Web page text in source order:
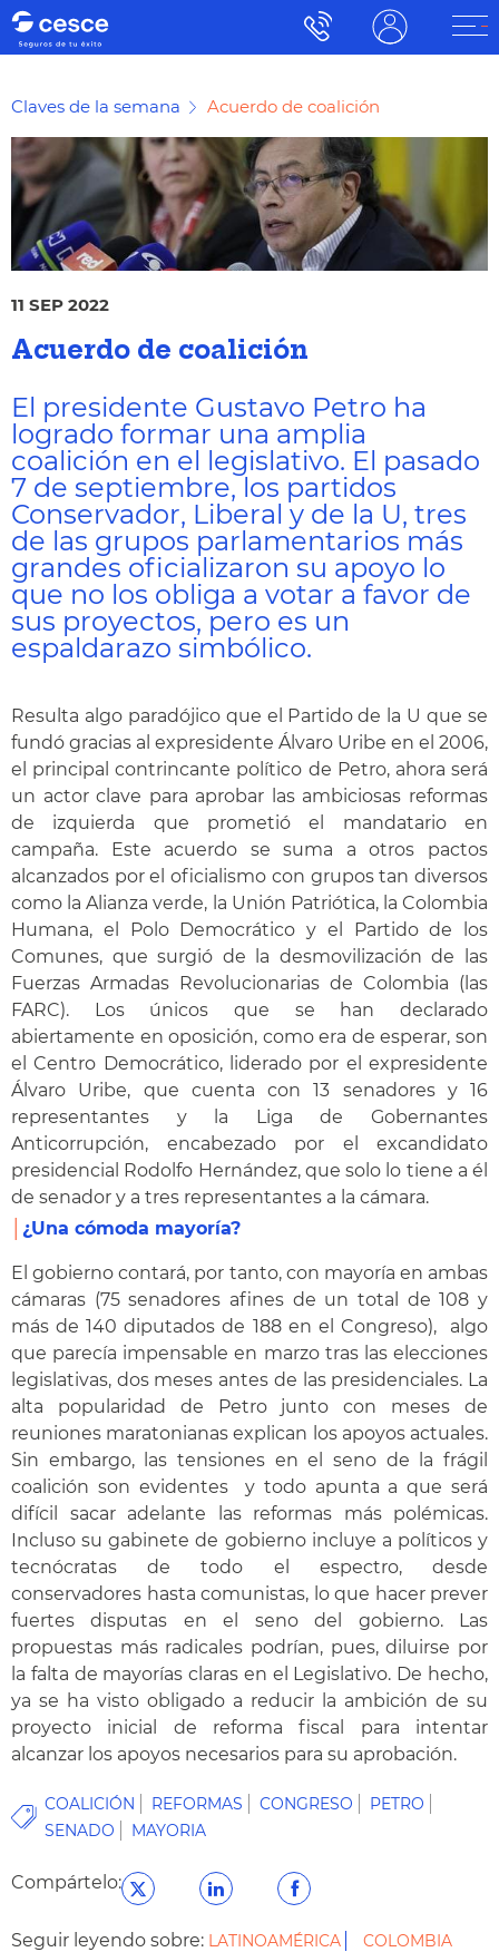
Claves de la semana Acuerdo de coalición
11 SEP 2022
Acuerdo de coalición
El presidente Gustavo Petro ha
logrado formar una amplia
coalición en el legislativo. El pasado
7 de septiembre, los partidos
Conservador, Liberal y de la U, tres
de las grupos parlamentarios más
grandes oficializaron su apoyo lo
que no los obliga a votar a favor de
sus proyectos, pero es un
espaldarazo simbólico.
Resulta algo paradójico que el Partido de la U que se
fundó gracias al expresidente Álvaro Uribe en el 2006,
el principal contrincante político de Petro, ahora será
un actor clave para aprobar las ambiciosas reformas
de izquierda que prometió el mandatario en
campaña. Este acuerdo se suma a otros pactos
alcanzados por el oficialismo con grupos tan diversos
como la Alianza verde, la Unión Patriótica, la Colombia
Humana, el Polo Democrático y el Partido de los
Comunes, que surgió de la desmovilización de las
Fuerzas Armadas Revolucionarias de Colombia (las
FARC). Los únicos que se han declarado
abiertamente en oposición, como era de esperar, son
el Centro Democrático, liderado por el expresidente
Álvaro Uribe, que cuenta con 13 senadores y 16
representantes y la Liga de Gobernantes
Anticorrupción, encabezado por el excandidato
presidencial Rodolfo Hernández, que solo lo tiene a él
de senador y a tres representantes a la cámara.
¿Una cómoda mayoría?
El gobierno contará, por tanto, con mayoría en ambas
cámaras (75 senadores afines de un total de 108 y
más de 140 diputados de 188 en el Congreso), algo
que parecía impensable en marzo tras las elecciones
legislativas, dos meses antes de las presidenciales. La
alta popularidad de Petro junto con meses de
reuniones maratonianas explican los apoyos actuales.
Sin embargo, las tensiones en el seno de la frágil
coalición son evidentes y todo apunta a que será
difícil sacar adelante las reformas más polémicas.
Incluso su gabinete de gobierno incluye a políticos y
tecnócratas de todo el espectro, desde
conservadores hasta comunistas, lo que hacer prever
fuertes disputas en el seno del gobierno. Las
propuestas más radicales podrían, pues, diluirse por
la falta de mayorías claras en el Legislativo. De hecho,
ya se ha visto obligado a reducir la ambición de su
proyecto inicial de reforma fiscal para intentar
alcanzar los apoyos necesarios para su aprobación.
COALICIÓN REFORMAS CONGRESO
PETRO
SENADO
MAYORIA
Compártelo:
Seguir leyendo sobre: LATINOAMÉRICA COLOMBIA